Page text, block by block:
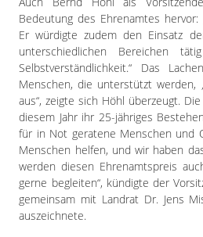
Bedeutung des Ehrenamtes
Er würdigte zudem den Einsatz
unterschiedlichen Bereichen
Selbstverständlichkeit.“ Das
Menschen, die unterstützt werden,
aus“, zeigte sich Höhl überzeugt.
diesem Jahr ihr 25-jähriges
für in Not geratene Menschen und
Menschen helfen, und wir haben
werden diesen Ehrenamtspreis
gerne begleiten“, kündigte der
gemeinsam mit Landrat Dr. Jens
auszeichnete.